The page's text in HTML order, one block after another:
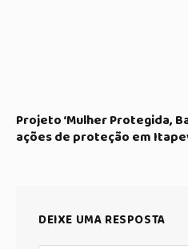
Projeto ‘Mulher Protegida,
ações de proteção em
DEIXE UMA RESPOSTA